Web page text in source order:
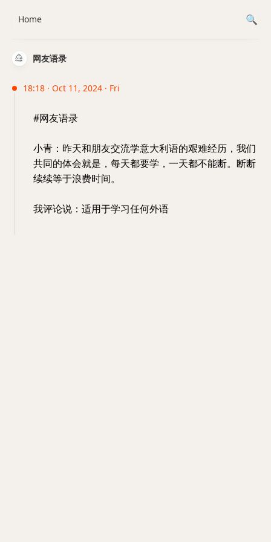
网友语录
18:18 · Oct 11, 2024 · Fri
#网友语录
小青：昨天和朋友交流学意大利语的艰难经历，我们
共同的体会就是，每天都要学，一天都不能断。断断
续续等于浪费时间。
我评论说：适用于学习任何外语
Home